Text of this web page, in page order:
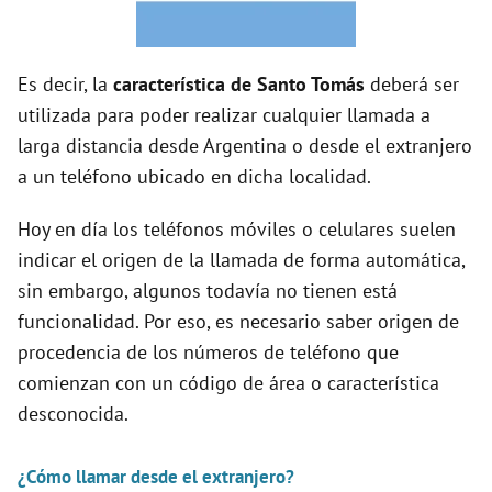
d
e
Es decir, la característica de Santo Tomás deberá ser
utilizada para poder realizar cualquier llamada a
larga distancia desde Argentina o desde el extranjero
a un teléfono ubicado en dicha localidad.
Hoy en día los teléfonos móviles o celulares suelen
indicar el origen de la llamada de forma automática,
sin embargo, algunos todavía no tienen está
funcionalidad. Por eso, es necesario saber origen de
procedencia de los números de teléfono que
comienzan con un código de área o característica
desconocida.
¿Cómo llamar desde el extranjero?